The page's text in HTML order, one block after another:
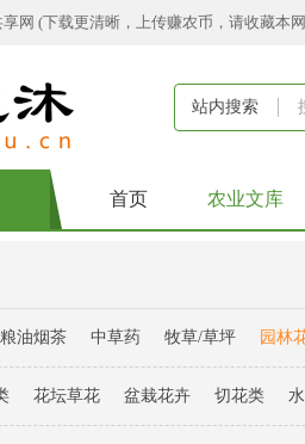
网 (下载更清晰，上传赚农币，请收藏本
站内搜索
首页 农业文库
粮油烟茶 中草药 牧草/草坪 园林
花坛草花 盆栽花卉 切花类